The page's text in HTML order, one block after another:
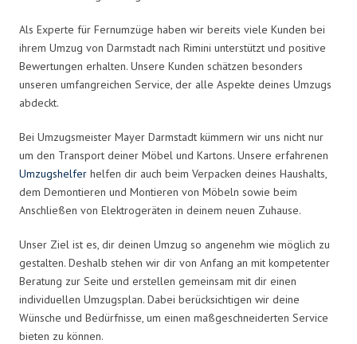
Als Experte für Fernumzüge haben wir bereits viele Kunden bei
ihrem Umzug von Darmstadt nach Rimini unterstützt und positive
Bewertungen erhalten. Unsere Kunden schätzen besonders
unseren umfangreichen Service, der alle Aspekte deines Umzugs
abdeckt.
Bei Umzugsmeister Mayer Darmstadt kümmern wir uns nicht nur
um den Transport deiner Möbel und Kartons. Unsere erfahrenen
Umzugshelfer helfen dir auch beim Verpacken deines Haushalts,
dem Demontieren und Montieren von Möbeln sowie beim
Anschließen von Elektrogeräten in deinem neuen Zuhause.
Unser Ziel ist es, dir deinen Umzug so angenehm wie möglich zu
gestalten. Deshalb stehen wir dir von Anfang an mit kompetenter
Beratung zur Seite und erstellen gemeinsam mit dir einen
individuellen Umzugsplan. Dabei berücksichtigen wir deine
Wünsche und Bedürfnisse, um einen maßgeschneiderten Service
bieten zu können.